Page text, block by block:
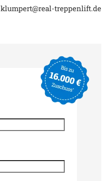
klumpert@real-treppenlift.de